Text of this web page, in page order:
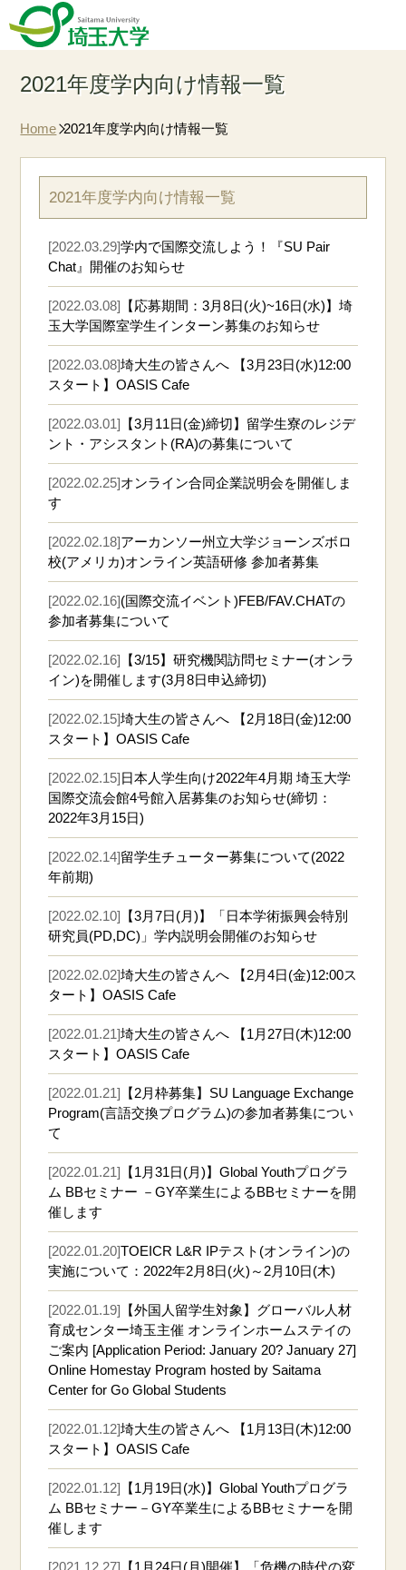
2021年度学内向け情報一覧
Home 2021年度学内向け情報一覧
2021年度学内向け情報一覧
[2022.03.29]学内で国際交流しよう！『SU Pair
Chat』開催のお知らせ
[2022.03.08] 【応募期間：3月8日(火)~16日(水)】埼
玉大学国際室学生インターン募集のお知らせ
[2022.03.08]埼大生の皆さんへ 【3月23日(水)12:00
スタート】OASIS Cafe
[2022.03.01] 【3月11日(金)締切】留学生寮のレジデ
ント・アシスタント(RA)の募集について
[2022.02.25]オンライン合同企業説明会を開催しま
す
[2022.02.18]アーカンソー州立大学ジョーンズボロ
校(アメリカ)オンライン英語研修 参加者募集
[2022.02.16](国際交流イベント)FEB/FAV.CHATの
参加者募集について
[2022.02.16] 【3/15】研究機関訪問セミナー(オンラ
イン)を開催します(3月8日申込締切)
[2022.02.15]埼大生の皆さんへ 【2月18日(金)12:00
スタート】OASIS Cafe
[2022.02.15]日本人学生向け2022年4月期 埼玉大学
国際交流会館4号館入居募集のお知らせ(締切：
2022年3月15日)
[2022.02.14]留学生チューター募集について(2022
年前期)
[2022.02.10] 【3月7日(月)】「日本学術振興会特別
研究員(PD,DC)」学内説明会開催のお知らせ
[2022.02.02]埼大生の皆さんへ 【2月4日(金)12:00ス
タート】OASIS Cafe
[2022.01.21]埼大生の皆さんへ 【1月27日(木)12:00
スタート】OASIS Cafe
[2022.01.21] 【2月枠募集】SU Language Exchange
Program(言語交換プログラム)の参加者募集につい
て
[2022.01.21] 【1月31日(月)】Global Youthプログラ
ム BBセミナー －GY卒業生によるBBセミナーを開
催します
[2022.01.20]TOEICR L&R IPテスト(オンライン)の
実施について：2022年2月8日(火)～2月10日(木)
[2022.01.19] 【外国人留学生対象】グローバル人材
育成センター埼玉主催 オンラインホームステイの
ご案内 [Application Period: January 20? January 27]
Online Homestay Program hosted by Saitama
Center for Go Global Students
[2022.01.12]埼大生の皆さんへ 【1月13日(木)12:00
スタート】OASIS Cafe
[2022.01.12] 【1月19日(水)】Global Youthプログラ
ム BBセミナー－GY卒業生によるBBセミナーを開
催します
[2021.12.27] 【1月24日(月)開催】「危機の時代の変